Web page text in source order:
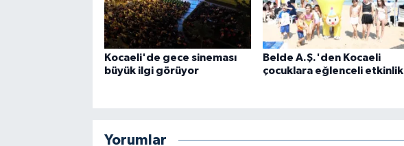
Kocaeli'de gece sineması
büyük ilgi görüyor
Belde A.Ş.'den Kocaeli
çocuklara eğlenceli etkinlik
Yorumlar